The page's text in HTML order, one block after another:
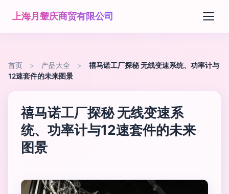
上海月颦庆商贸有限公司
首页 > 产品大全 >
禧马诺工厂探秘 无线变速系统、功率计与
12速套件的未来图景
禧马诺工厂探秘 无线变速系
统、功率计与12速套件的未来
图景